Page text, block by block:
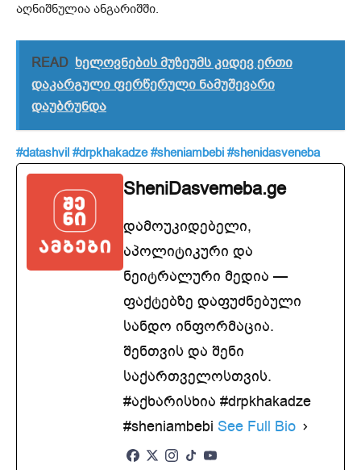
აღნიშნულია ანგარიშში.
READ ხელოვნების მუზეუმს კიდევ ერთი
დაკარგული ფერწერული ნამუშევარი
დაუბრუნდა
#datashvil #drpkhakadze #sheniambebi #shenidasveneba
SheniDasvemeba.ge
დამოუკიდებელი,
აპოლიტიკური და
ნეიტრალური მედია —
ფაქტებზე დაფუძნებული
სანდო ინფორმაცია.
შენთვის და შენი
საქართველოსთვის.
#აქხარისხია #drpkhakadze
#sheniambebi See Full Bio